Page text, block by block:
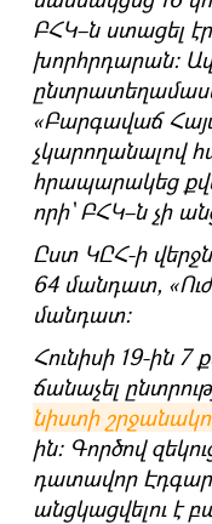
ԲՀԿ–ն ստացել
խորհրդարան։
«Բարգավաճ
չկարողանալով
հրապարակեց
որի` ԲՀԿ–ն չի
Ըստ ԿԸՀ-ի
64 մանդատ,
մանդատ:
Հունիսի 19-ին 7
ճանաչել
նիստի
ին: Գործով
դատավոր Էդգար
անցկացվելու է